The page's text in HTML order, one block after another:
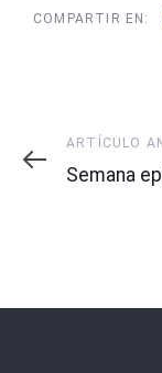
COMPARTIR EN:
Artículo
Anterior
ARTÍCULO
Semana